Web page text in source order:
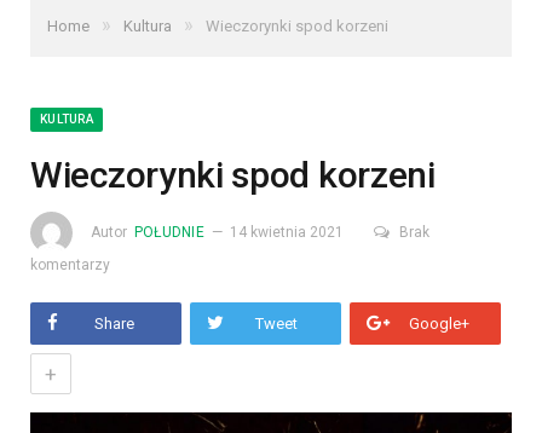
Home » Kultura » Wieczorynki spod korzeni
KULTURA
Wieczorynki spod korzeni
Autor POŁUDNIE 14 kwietnia 2021
Brak
komentarzy
Share Tweet Google+
+